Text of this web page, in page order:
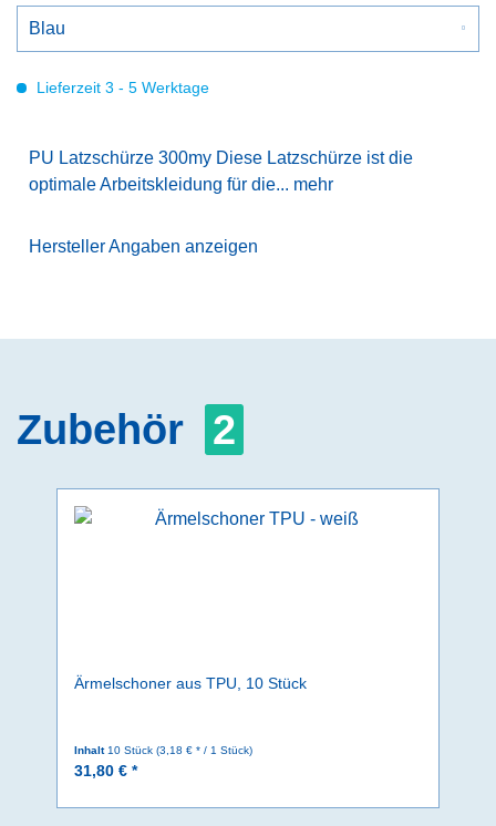
Lieferzeit 3 - 5 Werktage
PU Latzschürze 300my Diese Latzschürze ist die
optimale Arbeitskleidung für die... mehr
Hersteller Angaben anzeigen
Zubehör 2
Ärmelschoner aus TPU, 10 Stück
Inhalt 10 Stück (3,18 € * / 1 Stück)
31,80 € *